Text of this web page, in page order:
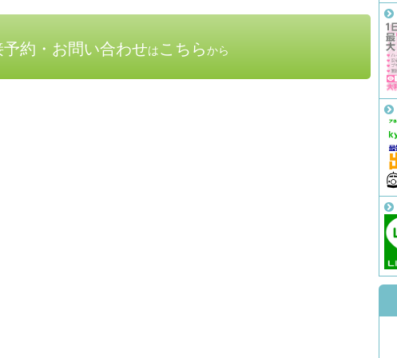
予約・お問い合わせはこちらから